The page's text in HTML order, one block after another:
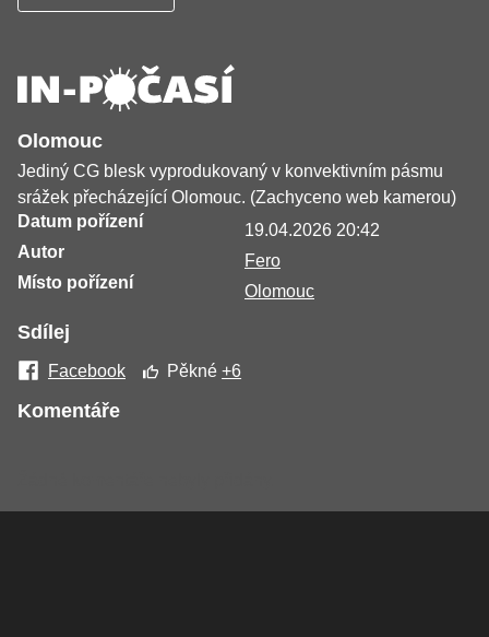
Olomouc
Jediný CG blesk vyprodukovaný v konvektivním pásmu
srážek přecházející Olomouc. (Zachyceno web kamerou)
Datum pořízení
19.04.2026 20:42
Autor
Fero
Místo pořízení
Olomouc
Sdílej
Facebook Pěkné+6
Komentáře